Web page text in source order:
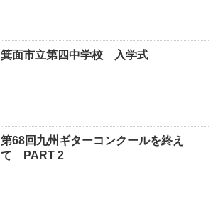
箕面市立第四中学校 入学式
第68回九州ギターコンクールを終え
て PART 2